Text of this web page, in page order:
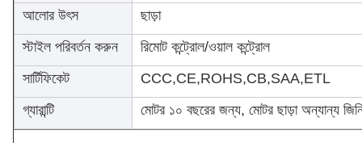
আলোর উৎস
ছাড়া
স্টাইল পরিবর্তন করুন
রিমোট কন্ট্রোল/ওয়াল কন্ট্রোল
সার্টিফিকেট
CCC,CE,ROHS,CB,SAA,ETL
গ্যারান্টি
মোটর ১০ বছরের জন্য, মোটর ছাড়া অন্যান্য